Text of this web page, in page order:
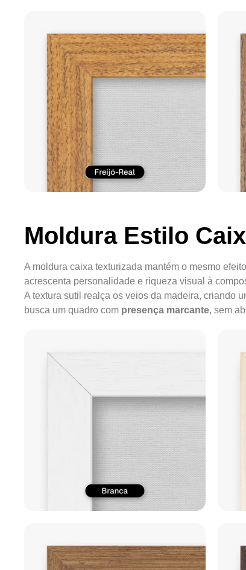
Moldura Estilo
A moldura caixa texturizada mantém o mesmo
acrescenta personalidade e riqueza visual à
A textura sutil realça os veios da madeira, criando
busca um quadro com presença marcante, sem